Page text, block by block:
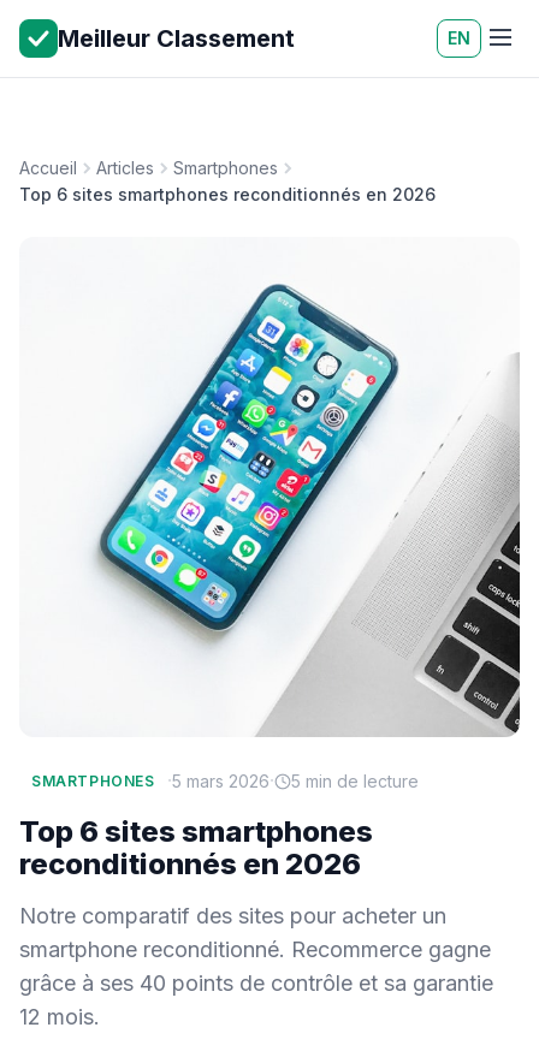
Meilleur Classement EN
Accueil Articles
Smartphones
Top 6 sites smartphones reconditionnés en 2026
SMARTPHONES ·5 mars 2026· 5 min de lecture
Top 6 sites smartphones
reconditionnés en 2026
Notre comparatif des sites pour acheter un
smartphone reconditionné. Recommerce gagne
grâce à ses 40 points de contrôle et sa garantie
12 mois.